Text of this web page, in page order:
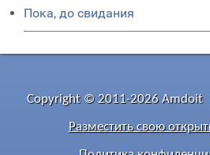
Пока, до свидания
Copyright © 2011-2026 Amdoit
Разместить свою